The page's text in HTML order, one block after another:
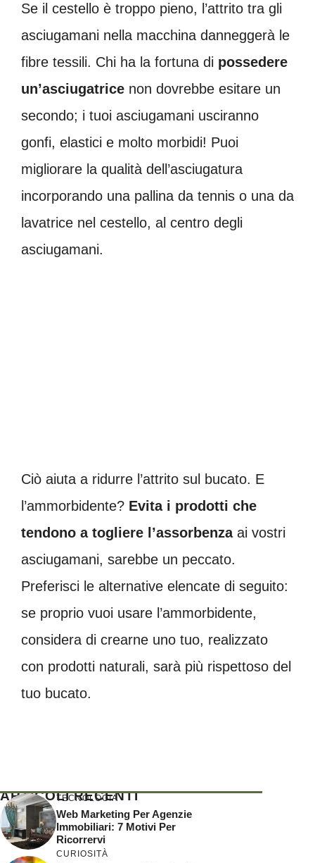
Se il cestello è troppo pieno, l’attrito tra gli
asciugamani nella macchina danneggerà le
fibre tessili. Chi ha la fortuna di possedere
un’asciugatrice non dovrebbe esitare un
secondo; i tuoi asciugamani usciranno
gonfi, elastici e molto morbidi! Puoi
migliorare la qualità dell’asciugatura
incorporando una pallina da tennis o una da
lavatrice nel cestello, al centro degli
asciugamani.
Ciò aiuta a ridurre l’attrito sul bucato. E
l’ammorbidente? Evita i prodotti che
tendono a togliere l’assorbenzaai vostri
asciugamani, sarebbe un peccato.
Preferisci le alternative elencate di seguito:
se proprio vuoi usare l’ammorbidente,
considera di crearne uno tuo, realizzato
con prodotti naturali, sarà più rispettoso del
tuo bucato.
ARTICOLI RECENTI
TECNOLOGIA
Web Marketing Per Agenzie
Immobiliari: 7 Motivi Per
Ricorrervi
CURIOSITÀ